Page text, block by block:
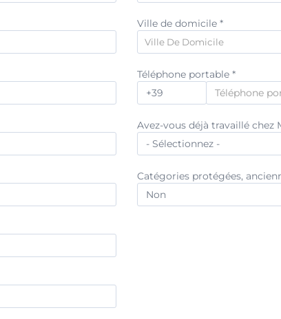
Ville de domicile *
Ville De Domicile
Région/Canton de résidence *
Ville de résidence
Ville De Résidence
Téléphone portable *
Avez-vous déjà travaillé chez
Catégories protégées,